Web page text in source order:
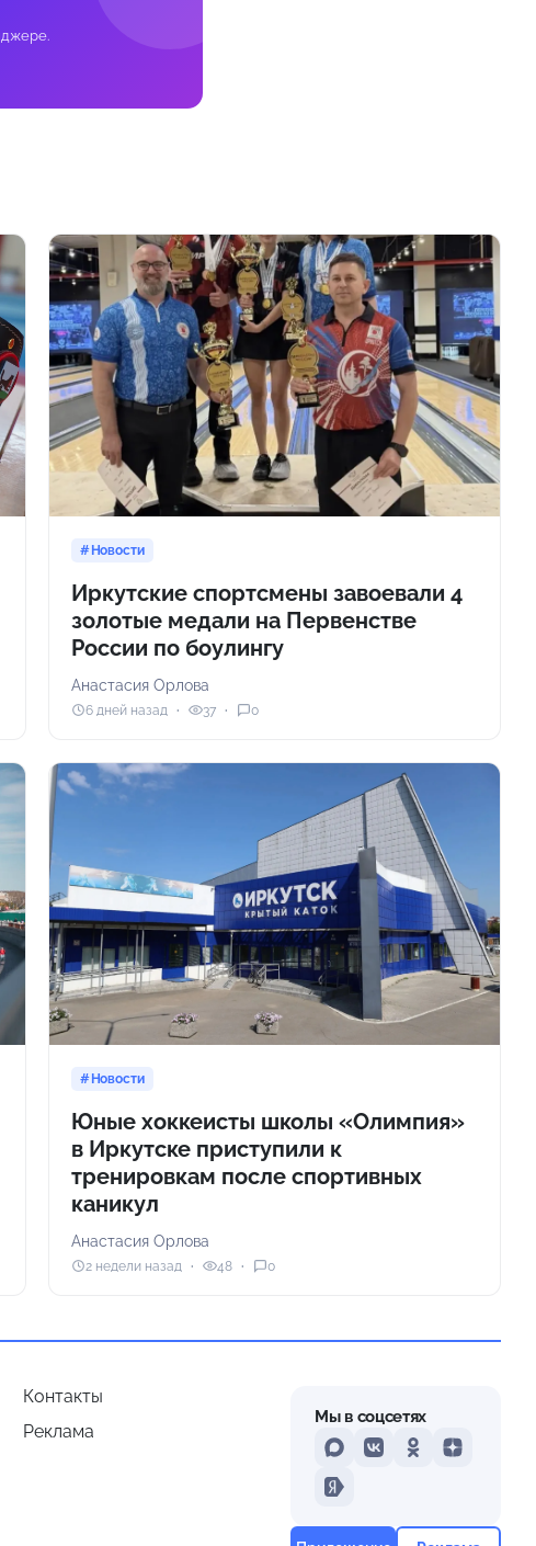
Новости
Иркутские спортсмены завоевали 4
золотые медали на Первенстве
России по боулингу
Анастасия Орлова
6 дней назад 37 0
Новости
Юные хоккеисты школы «Олимпия»
в Иркутске приступили к
тренировкам после спортивных
каникул
Анастасия Орлова
2 недели назад 48 0
Контакты
Реклама
Мы в соцсетях
MAXVKontakteOdnoklassniki
Dzen
Yandex